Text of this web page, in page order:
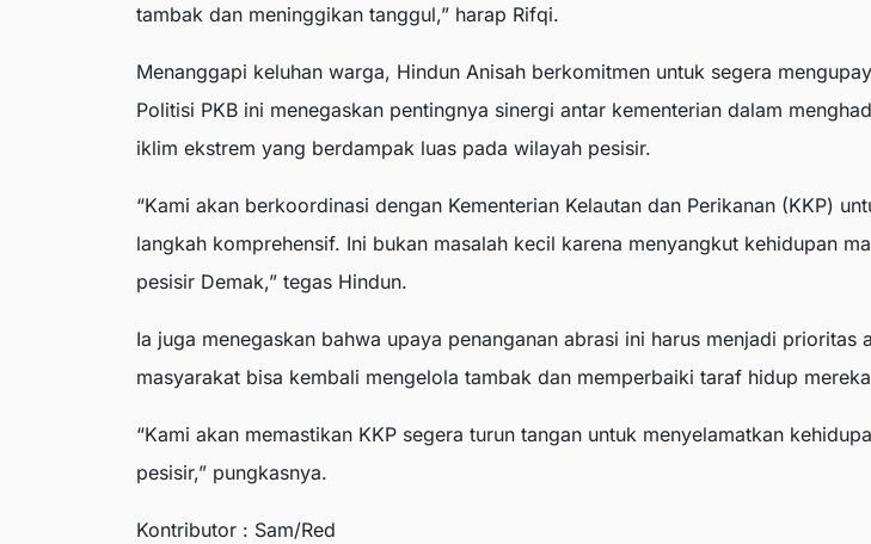
tambak dan meninggikan tanggul,” harap Rifqi.
Menanggapi keluhan warga, Hindun Anisah berkomitmen untuk segera
Politisi PKB ini menegaskan pentingnya sinergi antar kementerian dalam
iklim ekstrem yang berdampak luas pada wilayah pesisir.
“Kami akan berkoordinasi dengan Kementerian Kelautan dan Perikanan (KKP)
langkah komprehensif. Ini bukan masalah kecil karena menyangkut kehidupan
pesisir Demak,” tegas Hindun.
Ia juga menegaskan bahwa upaya penanganan abrasi ini harus menjadi prioritas
masyarakat bisa kembali mengelola tambak dan memperbaiki taraf hidup
“Kami akan memastikan KKP segera turun tangan untuk menyelamatkan
pesisir,” pungkasnya.
Kontributor : Sam/Red